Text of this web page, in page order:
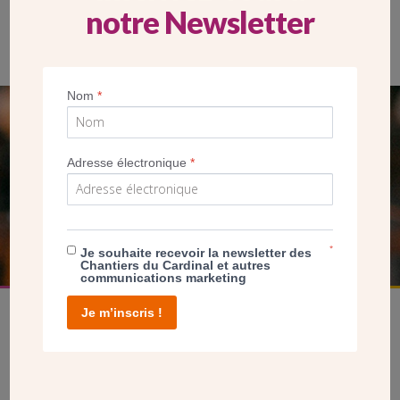
Vue avant/après des travaux à l’arrière de la maison Saint-
Charles.
SEUL VOTRE DON
NOUS PERMET D’AGIR
FAIRE UN DON
notre Newsletter
Nom*
Adresse électronique*
Je souhaite recevoir la newsletter des
Chantiers du Cardinal et autres
communications marketing
*
Je m’inscris !